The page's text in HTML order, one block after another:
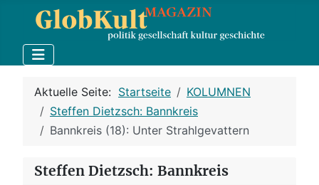
Aktuelle Seite: Startseite
KOLUMNEN
Steffen Dietzsch: Bannkreis
Bannkreis (18): Unter Strahlgevattern
Steffen Dietzsch: Bannkreis